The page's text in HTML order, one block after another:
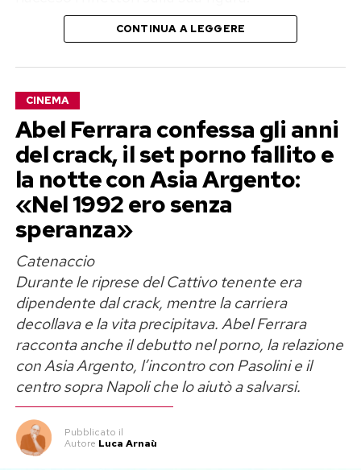
Un percorso di trasformazione
lontano dai riflettori
Il cambiamento non è arrivato dall’oggi al
domani. Chi segue da vicino la carriera
dell’artista sa bene quanto Crowe abbia sempre
vissuto il proprio corpo come uno strumento di
lavoro, pronto a prendere o perdere decine di
chili a seconda delle esigenze del copione. Dalle
calorie accumulate per pellicole come
veritàoUn’ottima annata , fino agli sforzi fisici
estremi richiesti dalle produzioni d’azione,
l’attore non si è mai tirato indietro di fronte alle
esigenze di scena.
Questa volta, però, la svolta sembra rispondere
a una motivazione strettamente personale.
Secondo quanto riportato da diverse testate di
settore e confermato dalle immagini scattate
CONTINUA A LEGGERE
CINEMA
Abel Ferrara confessa gli anni
del crack, il set porno fallito e
la notte con Asia Argento:
«Nel 1992 ero senza
speranza»
Catenaccio
Durante le riprese del Cattivo tenente era
dipendente dal crack, mentre la carriera
decollava e la vita precipitava. Abel Ferrara
racconta anche il debutto nel porno, la relazione
con Asia Argento, l’incontro con Pasolini e il
centro sopra Napoli che lo aiutò a salvarsi.
Pubblicato il
Autore Luca Arnaù